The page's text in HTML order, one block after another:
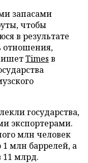
запасами
чтобы
в результате
отношения,
Times в
государства,
экспортерами.
млн человек
млн баррелей, а
11 млрд.